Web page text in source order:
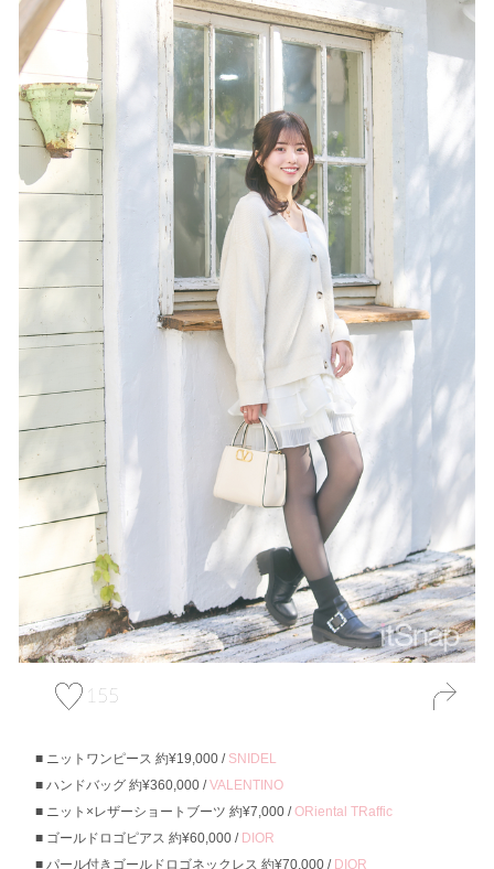
155
ニットワンピース 約¥19,000 / SNIDEL
ハンドバッグ 約¥360,000 /VALENTINO
ニット×レザーショートブーツ 約¥7,000 /ORiental TRaffic
ゴールドロゴピアス 約¥60,000 / DIOR
パール付きゴールドロゴネックレス 約¥70,000 / DIOR